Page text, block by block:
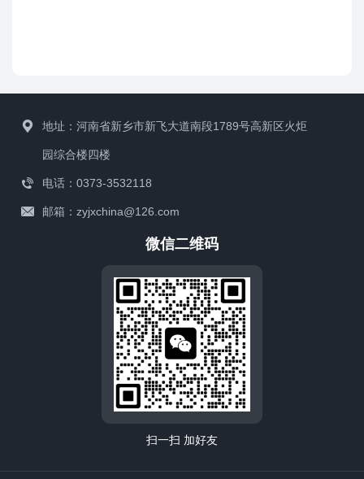
地址：河南省新乡市新飞大道南段1789号高新区火炬
园综合楼四楼
电话：0373-3532118
邮箱：zyjxchina@126.com
微信二维码
扫一扫 加好友